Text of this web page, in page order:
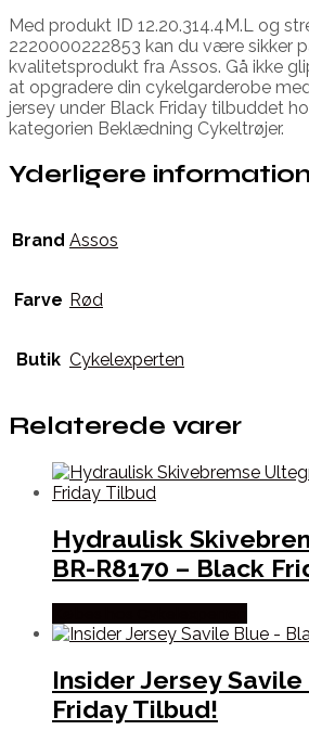
Med produkt ID 12.20.314.4M.L og
2220000222853 kan du være sikker
kvalitetsprodukt fra Assos. Gå ikke
at opgradere din cykelgarderobe
jersey under Black Friday tilbuddet
kategorien Beklædning Cykeltrøjer.
Yderligere information
Brand Assos
Farve Rød
Butik Cykelexperten
Relaterede varer
Hydraulisk
BR-R8170 – Black
Insider Jersey
Friday Tilbud!